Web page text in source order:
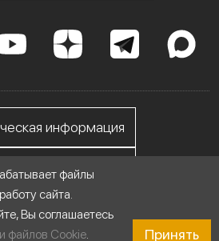
Рус", ИНН 7705558076
информация
кабинет
файлы
сайта.
Вы соглашаетесь
файлов Cookie. Принять